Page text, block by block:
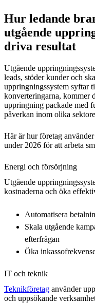
Hur ledande
utgående
driva resultat
Utgående
leads, stöder kunder och
uppringningssystem syftar
konverteringarna, kommer
uppringning packade med
påverkan inom olika
Här är hur företag
under 2026 för att arbeta
Energi och försörjning
Utgående
kostnaderna och öka
Automatisera
Skala utgående
efterfrågan
Öka
IT och teknik
Teknikföretag använder
och uppsökande